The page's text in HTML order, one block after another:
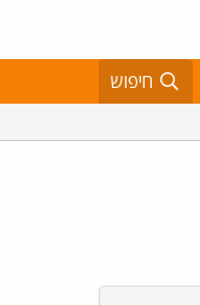
חיפוש